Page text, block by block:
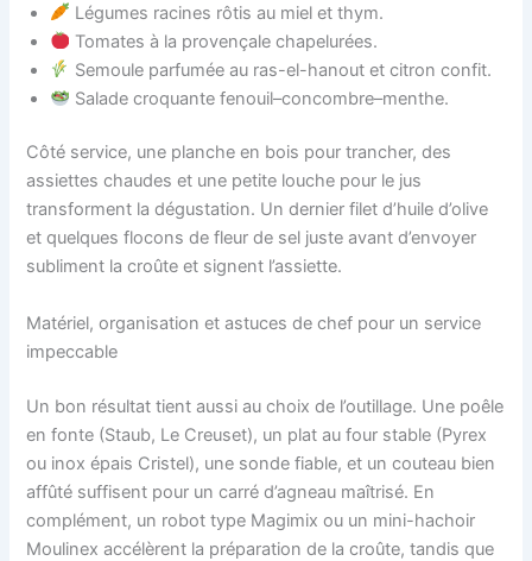
Légumes racines rôtis au miel et thym.
Tomates à la provençale chapelurées.
Semoule parfumée au ras-el-hanout et citron confit.
Salade croquante fenouil–concombre–menthe.
Côté service, une planche en bois pour trancher, des
assiettes chaudes et une petite louche pour le jus
transforment la dégustation. Un dernier filet d’huile d’olive
et quelques flocons de fleur de sel juste avant d’envoyer
subliment la croûte et signent l’assiette.
Matériel, organisation et astuces de chef pour un service
impeccable
Un bon résultat tient aussi au choix de l’outillage. Une poêle
en fonte (Staub, Le Creuset), un plat au four stable (Pyrex
ou inox épais Cristel), une sonde fiable, et un couteau bien
affûté suffisent pour un carré d’agneau maîtrisé. En
complément, un robot type Magimix ou un mini-hachoir
Moulinex accélèrent la préparation de la croûte, tandis que